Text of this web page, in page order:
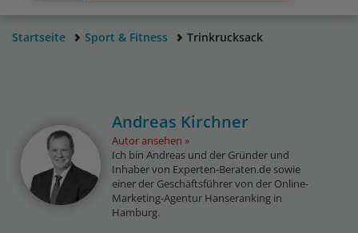
Startseite Sport & Fitness Trinkrucksack
Andreas Kirchner
Autor ansehen
Ich bin Andreas und der Gründer und
Inhaber von Experten-Beraten.de sowie
einer der Geschäftsführer von der Online-
Marketing-Agentur Hanseranking in
Hamburg.